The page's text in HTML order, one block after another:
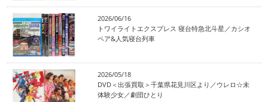
2026/06/16
トワイライトエクスプレス 寝台特急北斗星／カシオ
ペア&人気寝台列車
2026/05/18
DVD＜出張買取＞千葉県花見川区より／ウレロ☆未
体験少女／劇団ひとり